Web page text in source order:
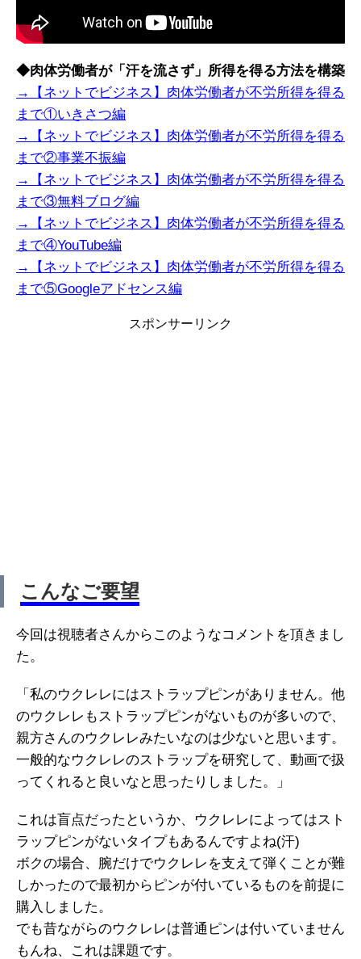
◆肉体労働者が「汗を流さず」所得を得る方法を構築
→【ネットでビジネス】肉体労働者が不労所得を得る
まで①いきさつ編
→【ネットでビジネス】肉体労働者が不労所得を得る
まで②事業不振編
→【ネットでビジネス】肉体労働者が不労所得を得る
まで③無料ブログ編
→【ネットでビジネス】肉体労働者が不労所得を得る
まで④YouTube編
→【ネットでビジネス】肉体労働者が不労所得を得る
まで⑤Googleアドセンス編
スポンサーリンク
こんなご要望
今回は視聴者さんからこのようなコメントを頂きまし
た。
「私のウクレレにはストラップピンがありません。他
のウクレレもストラップピンがないものが多いので、
親方さんのウクレレみたいなのは少ないと思います。
一般的なウクレレのストラップを研究して、動画で扱
ってくれると良いなと思ったりしました。」
これは盲点だったというか、ウクレレによってはスト
ラップピンがないタイプもあるんですよね(汗)
ボクの場合、腕だけでウクレレを支えて弾くことが難
しかったので最初からピンが付いているものを前提に
購入しました。
でも昔ながらのウクレレは普通ピンは付いていません
もんね、これは課題です。